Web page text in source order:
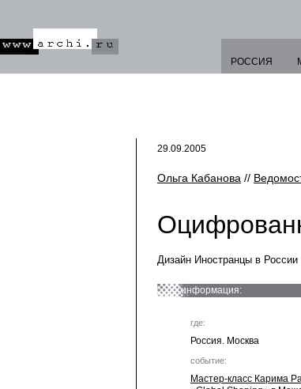
РОССИЯ
29.09.2005
Ольга Кабанова //
Дизайн Иностранцы в России
информация:
где:
Россия. Москва
событие:
Мастер-класс Карима